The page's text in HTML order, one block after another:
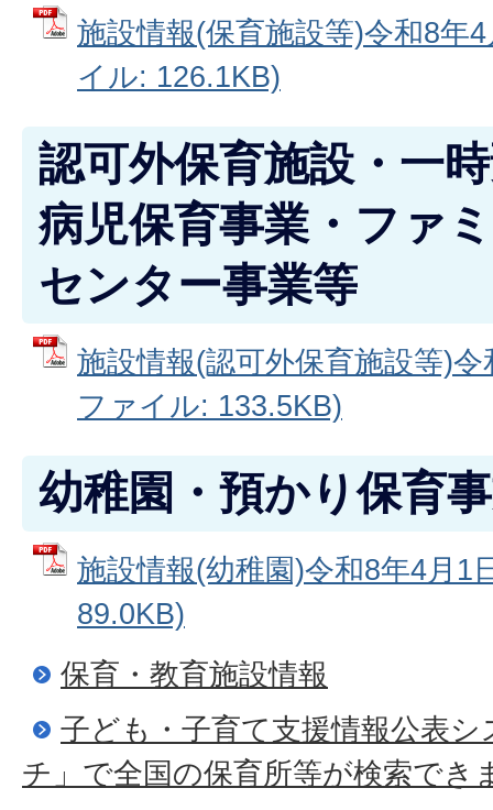
施設情報(保育施設等)令和8年
イル: 126.1KB)
認可外保育施設・一
病児保育事業・ファ
センター事業等
施設情報(認可外保育施設等)
ファイル: 133.5KB)
幼稚園・預かり保育
施設情報(幼稚園)令和8年4月1
89.0KB)
保育・教育施設情報
子ども・子育て支援情報公表
チ」で全国の保育所等が検索でき